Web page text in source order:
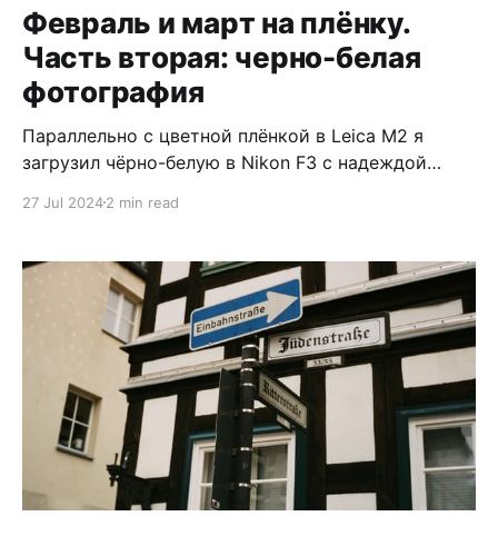
Февраль и март на плёнку.
Часть вторая: черно-белая
фотография
Параллельно с цветной плёнкой в Leica M2 я
загрузил чёрно-белую в Nikon F3 с надеждой
ошибках, снять неплохие кадры. Спойлер: не
Ilford PAN 400 * 🌁 Проявлено и отсканировано в
Safelight Так как основной фокус был на
27 Jul 20242 min read